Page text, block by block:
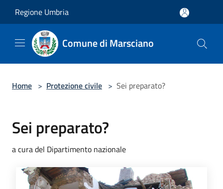
Regione Umbria
Comune di Marsciano
Home > Protezione civile > Sei preparato?
Sei preparato?
a cura del Dipartimento nazionale